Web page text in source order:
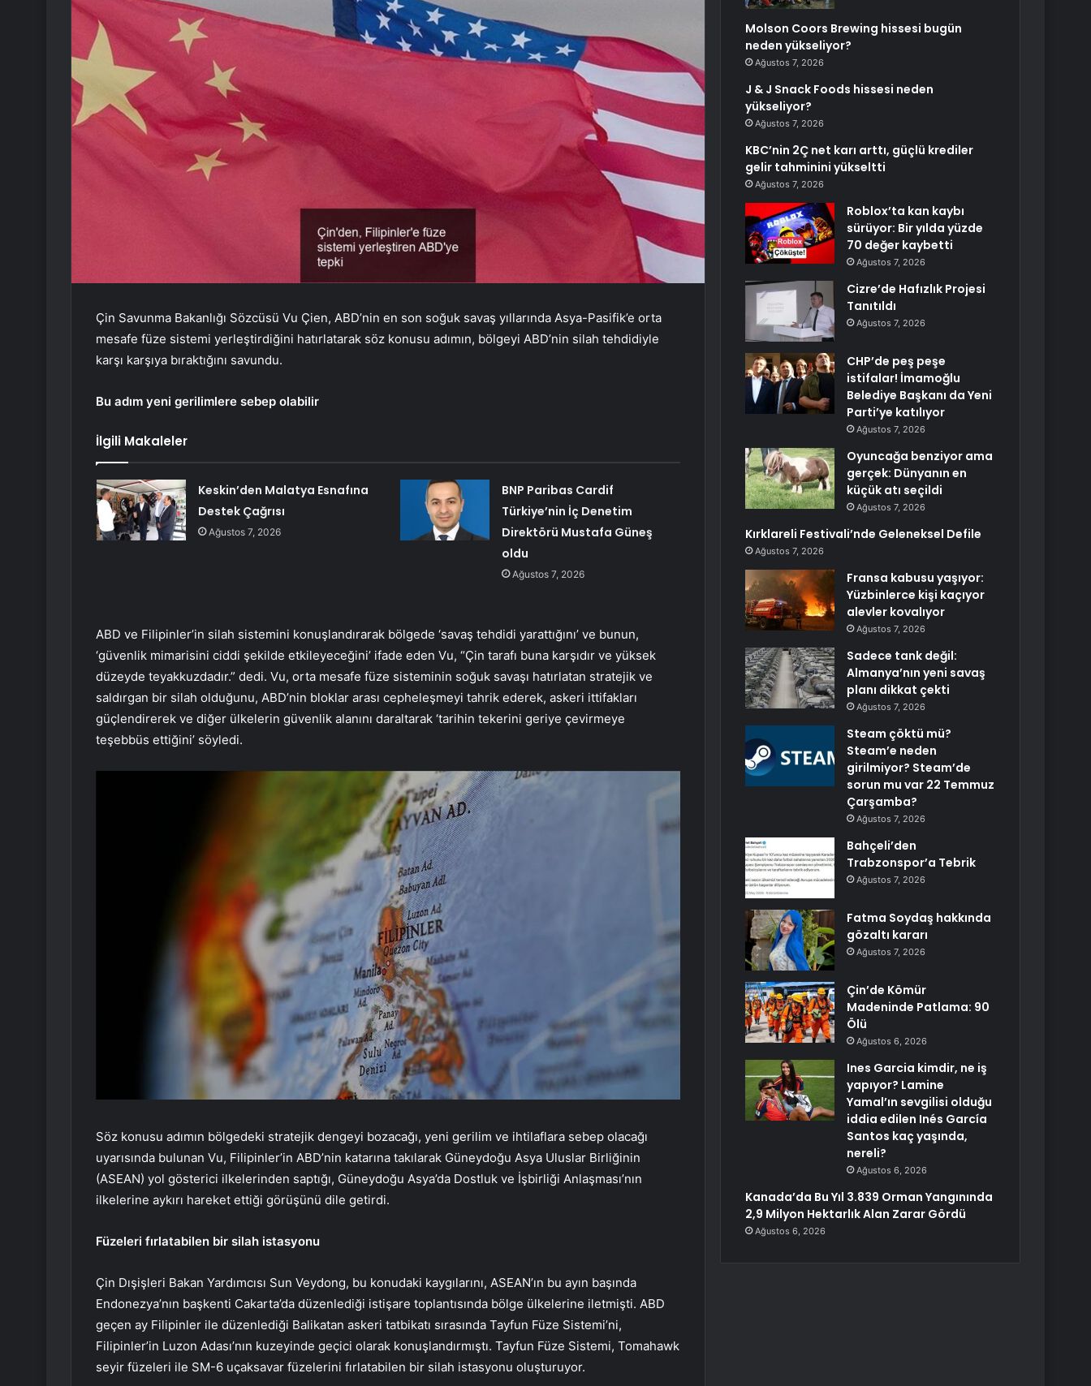
Çin Savunma Bakanlığı Sözcüsü Vu Çien, ABD’nin en son soğuk savaş yıllarında Asya-Pasifik’e orta
mesafe füze sistemi yerleştirdiğini hatırlatarak söz konusu adımın, bölgeyi ABD’nin silah tehdidiyle
karşı karşıya bıraktığını savundu.
Bu adım yeni gerilimlere sebep olabilir
İlgili Makaleler
Keskin’den Malatya Esnafına
Destek Çağrısı
Ağustos 7, 2026
BNP Paribas Cardif
Türkiye’nin İç Denetim
Direktörü Mustafa Güneş
oldu
Ağustos 7, 2026
ABD ve Filipinler’in silah sistemini konuşlandırarak bölgede ‘savaş tehdidi yarattığını’ ve bunun,
‘güvenlik mimarisini ciddi şekilde etkileyeceğini’ ifade eden Vu, “Çin tarafı buna karşıdır ve yüksek
düzeyde teyakkuzdadır.” dedi. Vu, orta mesafe füze sisteminin soğuk savaşı hatırlatan stratejik ve
saldırgan bir silah olduğunu, ABD’nin bloklar arası cepheleşmeyi tahrik ederek, askeri ittifakları
güçlendirerek ve diğer ülkelerin güvenlik alanını daraltarak ‘tarihin tekerini geriye çevirmeye
teşebbüs ettiğini’ söyledi.
Söz konusu adımın bölgedeki stratejik dengeyi bozacağı, yeni gerilim ve ihtilaflara sebep olacağı
uyarısında bulunan Vu, Filipinler’in ABD’nin katarına takılarak Güneydoğu Asya Uluslar Birliğinin
(ASEAN) yol gösterici ilkelerinden saptığı, Güneydoğu Asya’da Dostluk ve İşbirliği Anlaşması’nın
ilkelerine aykırı hareket ettiği görüşünü dile getirdi.
Füzeleri fırlatabilen bir silah istasyonu
Çin Dışişleri Bakan Yardımcısı Sun Veydong, bu konudaki kaygılarını, ASEAN’ın bu ayın başında
Endonezya’nın başkenti Cakarta’da düzenlediği istişare toplantısında bölge ülkelerine iletmişti. ABD
geçen ay Filipinler ile düzenlediği Balikatan askeri tatbikatı sırasında Tayfun Füze Sistemi’ni,
Filipinler’in Luzon Adası’nın kuzeyinde geçici olarak konuşlandırmıştı. Tayfun Füze Sistemi, Tomahawk
seyir füzeleri ile SM-6 uçaksavar füzelerini fırlatabilen bir silah istasyonu oluşturuyor.
Molson Coors Brewing hissesi bugün
neden yükseliyor?
Ağustos 7, 2026
J & J Snack Foods hissesi neden
yükseliyor?
Ağustos 7, 2026
KBC’nin 2Ç net karı arttı, güçlü krediler
gelir tahminini yükseltti
Ağustos 7, 2026
Roblox’ta kan kaybı
sürüyor: Bir yılda yüzde
70 değer kaybetti
Ağustos 7, 2026
Cizre’de Hafızlık Projesi
Tanıtıldı
Ağustos 7, 2026
CHP’de peş peşe
istifalar! İmamoğlu
Belediye Başkanı da Yeni
Parti’ye katılıyor
Ağustos 7, 2026
Oyuncağa benziyor ama
gerçek: Dünyanın en
küçük atı seçildi
Ağustos 7, 2026
Kırklareli Festivali’nde Geleneksel Defile
Ağustos 7, 2026
Fransa kabusu yaşıyor:
Yüzbinlerce kişi kaçıyor
alevler kovalıyor
Ağustos 7, 2026
Sadece tank değil:
Almanya’nın yeni savaş
planı dikkat çekti
Ağustos 7, 2026
Steam çöktü mü?
Steam’e neden
girilmiyor? Steam’de
sorun mu var 22 Temmuz
Çarşamba?
Ağustos 7, 2026
Bahçeli’den
Trabzonspor’a Tebrik
Ağustos 7, 2026
Fatma Soydaş hakkında
gözaltı kararı
Ağustos 7, 2026
Çin’de Kömür
Madeninde Patlama: 90
Ölü
Ağustos 6, 2026
Ines Garcia kimdir, ne iş
yapıyor? Lamine
Yamal’ın sevgilisi olduğu
iddia edilen Inés García
Santos kaç yaşında,
nereli?
Ağustos 6, 2026
Kanada’da Bu Yıl 3.839 Orman Yangınında
2,9 Milyon Hektarlık Alan Zarar Gördü
Ağustos 6, 2026